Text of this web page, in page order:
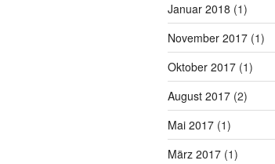
Januar 2018 (1)
November 2017 (1)
Oktober 2017 (1)
August 2017 (2)
Mai 2017 (1)
März 2017 (1)